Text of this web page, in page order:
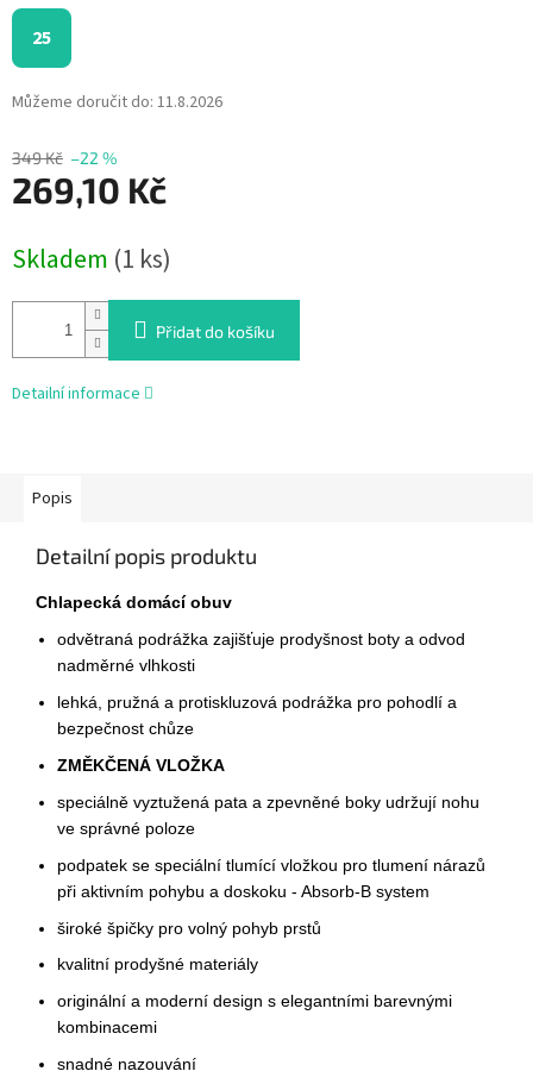
349 Kč –22 %
269,10 Kč
cena:
Skladem (1 ks)
25
Můžeme doručit do: 11.8.2026
Přidat do košíku
Detailní informace
Popis
Detailní popis produktu
Chlapecká domácí obuv
odvětraná podrážka zajišťuje prodyšnost boty a odvod
nadměrné vlhkosti
lehká, pružná a protiskluzová podrážka pro pohodlí a
bezpečnost chůze
ZMĚKČENÁ VLOŽKA
speciálně vyztužená pata a zpevněné boky udržují nohu
ve správné poloze
podpatek se speciální tlumící vložkou pro tlumení nárazů
při aktivním pohybu a doskoku - Absorb-B system
široké špičky pro volný pohyb prstů
kvalitní prodyšné materiály
originální a moderní design s elegantními barevnými
kombinacemi
snadné nazouvání